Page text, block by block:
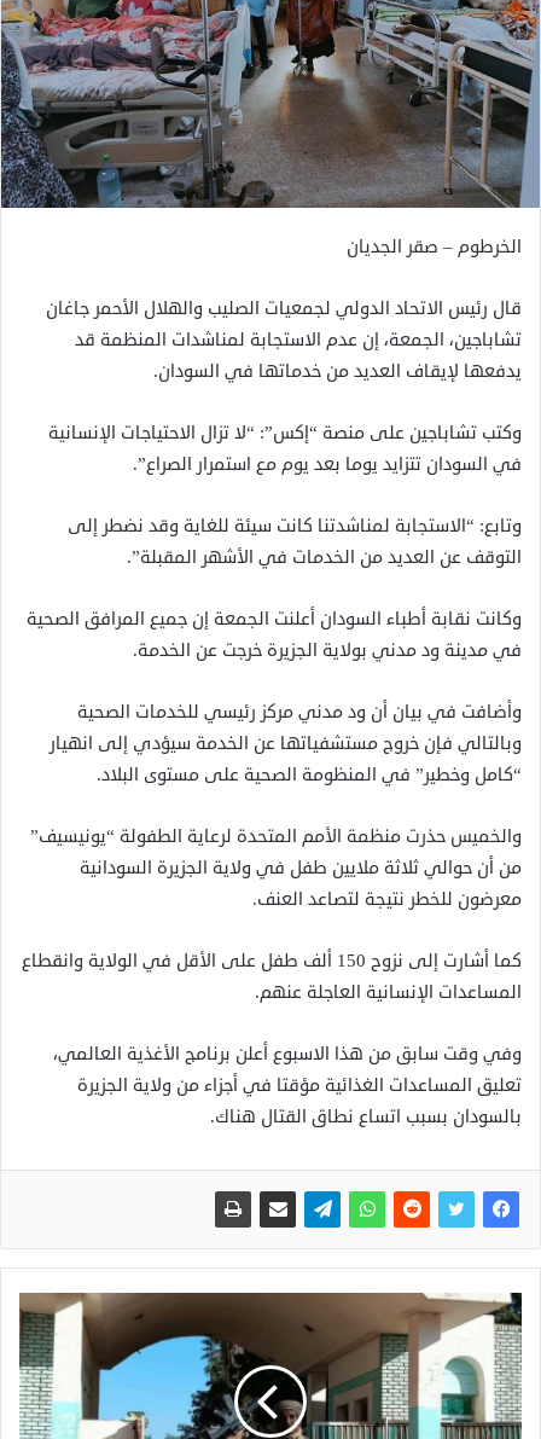
الخرطوم – صقر الجديان
قال رئيس الاتحاد الدولي لجمعيات الصليب والهلال الأحمر جاغان
تشاباجين، الجمعة، إن عدم الاستجابة لمناشدات المنظمة قد
يدفعها لإيقاف العديد من خدماتها في السودان.
وكتب تشاباجين على منصة “إكس”: “لا تزال الاحتياجات الإنسانية
في السودان تتزايد يوما بعد يوم مع استمرار الصراع”.
وتابع: “الاستجابة لمناشدتنا كانت سيئة للغاية وقد نضطر إلى
التوقف عن العديد من الخدمات في الأشهر المقبلة”.
وكانت نقابة أطباء السودان أعلنت الجمعة إن جميع المرافق الصحية
في مدينة ود مدني بولاية الجزيرة خرجت عن الخدمة.
وأضافت في بيان أن ود مدني مركز رئيسي للخدمات الصحية
وبالتالي فإن خروج مستشفياتها عن الخدمة سيؤدي إلى انهيار
“كامل وخطير” في المنظومة الصحية على مستوى البلاد.
والخميس حذرت منظمة الأمم المتحدة لرعاية الطفولة “يونيسيف”
من أن حوالي ثلاثة ملايين طفل في ولاية الجزيرة السودانية
معرضون للخطر نتيجة لتصاعد العنف.
كما أشارت إلى نزوح 150 ألف طفل على الأقل في الولاية وانقطاع
المساعدات الإنسانية العاجلة عنهم.
وفي وقت سابق من هذا الاسبوع أعلن برنامج الأغذية العالمي،
تعليق المساعدات الغذائية مؤقتا في أجزاء من ولاية الجزيرة
بالسودان بسبب اتساع نطاق القتال هناك.